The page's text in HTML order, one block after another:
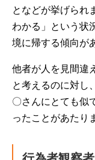
となどが挙げられ
わかる」という状
境に帰する傾向が
他者が人を見間違
と考えるのに対し
〇さんにとても似
ったことがあたり